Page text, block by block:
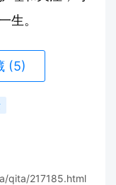
生。
(5)
qita/217185.html